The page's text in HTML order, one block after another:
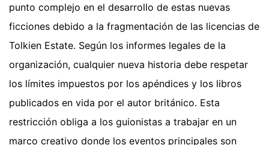
punto complejo en el desarrollo de estas nuevas
ficciones debido a la fragmentación de las licencias de
Tolkien Estate. Según los informes legales de la
organización, cualquier nueva historia debe respetar
los límites impuestos por los apéndices y los libros
publicados en vida por el autor británico. Esta
restricción obliga a los guionistas a trabajar en un
marco creativo donde los eventos principales son